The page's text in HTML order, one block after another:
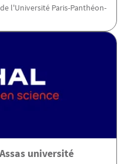
l'Université Paris-Panthéon-
université